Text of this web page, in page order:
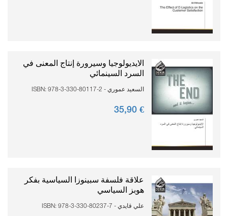
الايديولوجيا وسيرورة إنتاج المعنى في
السرد السينمائي
السعيد عموري - ISBN: 978-3-330-80117-2
€ 35,
90
علاقة فلسفة سبينوزا السياسية بفكر
هوبز السياسي
علي قايدي - ISBN: 978-3-330-80237-7